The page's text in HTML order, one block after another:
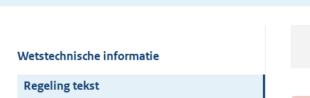
Wetstechnische informatie
Regeling tekst